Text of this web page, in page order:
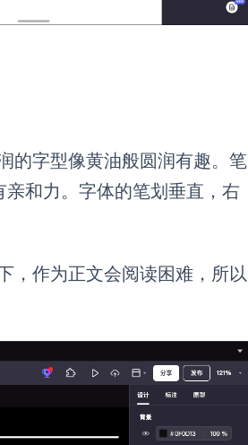
的字型像黄油般圆润有趣。笔
和力。字体的笔划垂直，右
，作为正文会阅读困难，所以